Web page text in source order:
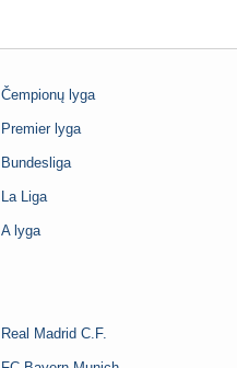
Čempionų lyga
Premier lyga
Bundesliga
La Liga
A lyga
Real Madrid C.F.